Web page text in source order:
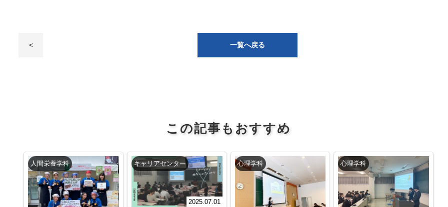
< 一覧へ戻る
この記事もおすすめ
人間栄養学科 キャリアセンター
2025.07.01
心理学科 心理学科